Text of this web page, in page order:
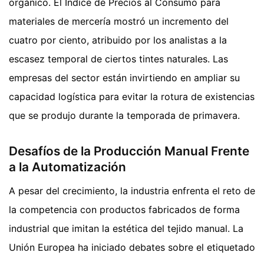
orgánico. El Índice de Precios al Consumo para
materiales de mercería mostró un incremento del
cuatro por ciento, atribuido por los analistas a la
escasez temporal de ciertos tintes naturales. Las
empresas del sector están invirtiendo en ampliar su
capacidad logística para evitar la rotura de existencias
que se produjo durante la temporada de primavera.
Desafíos de la Producción Manual Frente
a la Automatización
A pesar del crecimiento, la industria enfrenta el reto de
la competencia con productos fabricados de forma
industrial que imitan la estética del tejido manual. La
Unión Europea ha iniciado debates sobre el etiquetado